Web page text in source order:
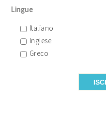
Lingue
Italiano
Inglese
Greco